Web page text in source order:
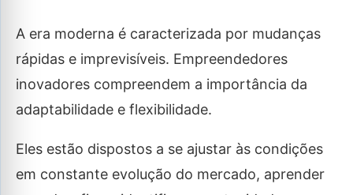
A era moderna é caracterizada por mudanças
rápidas e imprevisíveis. Empreendedores
inovadores compreendem a importância da
adaptabilidade e flexibilidade.
Eles estão dispostos a se ajustar às condições
em constante evolução do mercado, aprender